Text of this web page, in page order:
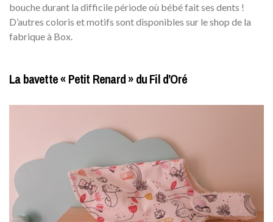
bouche durant la difficile période où bébé fait ses dents !
D’autres coloris et motifs sont disponibles sur le shop de la
fabrique à Box.
La bavette « Petit Renard » du Fil d’Oré